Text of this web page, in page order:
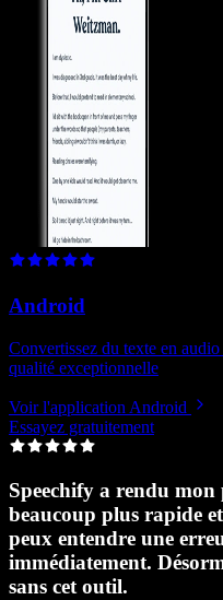
Android
Convertissez du texte en
qualité exceptionnelle
Voir l'application Android
Essayez gratuitement
Speechify a rendu mon
beaucoup plus rapide
peux entendre une
immédiatement.
sans cet outil.